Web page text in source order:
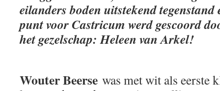
eilanders boden uitstekend tegenstand
punt voor Castricum werd gescoord
het gezelschap: Heleen van Arkel!
Wouter Beerse was met wit als eerste